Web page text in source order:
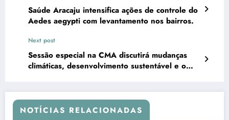
Saúde Aracaju intensifica ações de controle do
Aedes aegypti com levantamento nos bairros.
Next post
Sessão especial na CMA discutirá mudanças
climáticas, desenvolvimento sustentável e o
NOTÍCIAS RELACIONADAS